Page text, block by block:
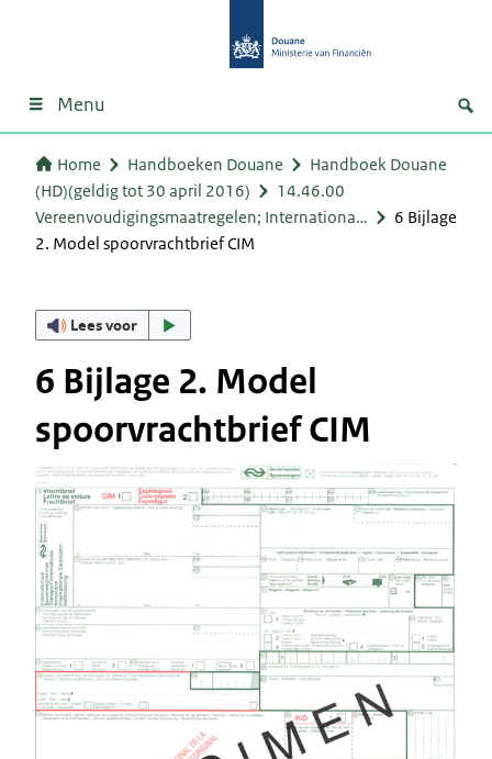
Menu
Home Handboeken Douane
Handboek Douane
(HD)(geldig tot 30 april 2016)
14.46.00
Vereenvoudigingsmaatregelen; Internationa…
6 Bijlage
2. Model spoorvrachtbrief CIM
Lees voor
6 Bijlage 2. Model
spoorvrachtbrief CIM